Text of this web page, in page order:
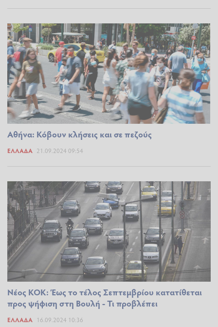
Αθήνα: Κόβουν κλήσεις και σε πεζούς
ΕΛΛΆΔΑ 21.09.2024 09:54
Νέος ΚΟΚ: Έως το τέλος Σεπτεμβρίου κατατίθεται
προς ψήφιση στη Βουλή - Τι προβλέπει
ΕΛΛΆΔΑ 16.09.2024 10:36